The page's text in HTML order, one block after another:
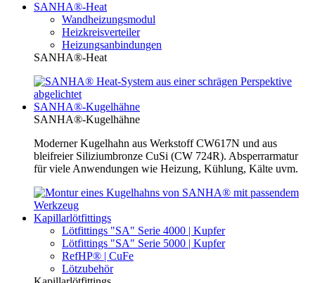
SANHA®-Heat
Wandheizungsmodul
Heizkreisverteiler
Heizungsanbindungen
SANHA®-Heat
SANHA®-Kugelhähne
SANHA®-Kugelhähne
Moderner Kugelhahn aus Werkstoff CW617N und aus
bleifreier Siliziumbronze CuSi (CW 724R). Absperrarmatur
für viele Anwendungen wie Heizung, Kühlung, Kälte uvm.
Kapillarlötfittings
Lötfittings "SA" Serie 4000 | Kupfer
Lötfittings "SA" Serie 5000 | Kupfer
RefHP® | CuFe
Lötzubehör